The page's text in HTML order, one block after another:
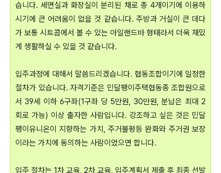
습니다. 세면실과 화장실이 분리된 채로 총 4개이기에 이용하
시기에 큰 어려움이 없을 것 같습니다. 주방과 거실이 큰 데다
가 보통 시트콤에서 볼 수 있는 아일랜드바 형태라서 더욱 재밌
게 생활하실 수 있을 것 같습니다.
입주과정에 대해서 말씀드리겠습니다. 협동조합이기에 일정한
절차가 있습니다. 자격기준은 민달팽이주택협동종 조합원으로
서 39세 이하 6구좌(1구좌 당 5만원, 30만원, 분납은 최대 2
회로 가능) 이상 출자한 사람입니다. 강조하고 싶은 것은 민달
팽이유니온이 지향하는 가치, 주거불평등 완화와 주거권 보장
이라는 가치에 동의하는 사람이었으면 합니다.
입주 절차는 1차 교육, 2차 교육, 입주계획서 제출 후 최종 선발